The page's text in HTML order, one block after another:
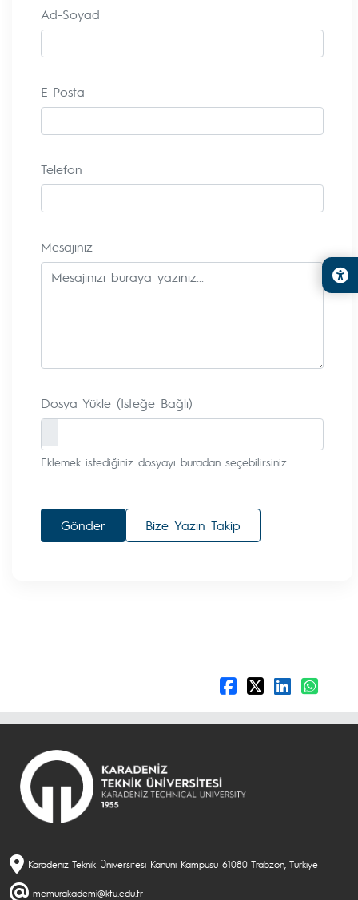
Ad-Soyad
E-Posta
Telefon
Mesajınız
Dosya Yükle (İsteğe Bağlı)
Eklemek istediğiniz dosyayı buradan seçebilirsiniz.
Gönder Bize Yazın Takip
Karadeniz Teknik Üniversitesi Kanuni Kampüsü 61080 Trabzon, Türkiye
memurakademi@ktu.edu.tr